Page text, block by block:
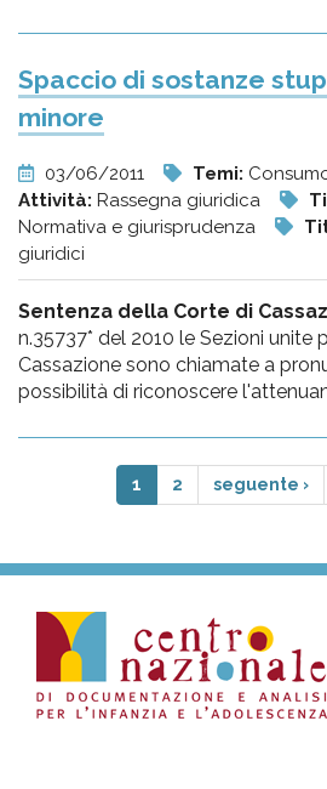
Spaccio di sostanze
minore
03/06/2011 Temi:
Attività: Rassegna giuridica
Normativa e giurisprudenza
giuridici
Sentenza della Corte di
n.35737* del 2010 le Sezioni unite
Cassazione sono chiamate a
possibilità di riconoscere
1 2 seguente ›